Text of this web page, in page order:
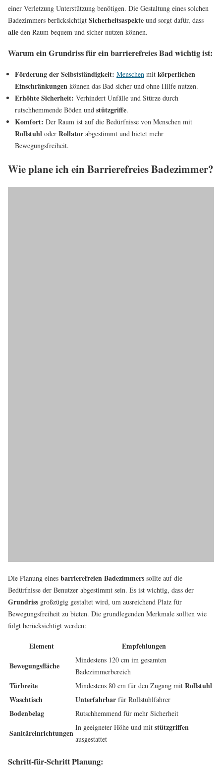
einer Verletzung Unterstützung benötigen. Die Gestaltung eines solchen
Badezimmers berücksichtigt Sicherheitsaspekte und sorgt dafür, dass
alle den Raum bequem und sicher nutzen können.
Warum ein Grundriss für ein barrierefreies Bad wichtig ist:
Förderung der Selbstständigkeit: Menschen mit körperlichen
Einschränkungen können das Bad sicher und ohne Hilfe nutzen.
Erhöhte Sicherheit: Verhindert Unfälle und Stürze durch
rutschhemmende Böden und stützgriffe.
Komfort: Der Raum ist auf die Bedürfnisse von Menschen mit
Rollstuhl oder Rollator abgestimmt und bietet mehr
Bewegungsfreiheit.
Wie plane ich ein Barrierefreies Badezimmer?
Die Planung eines barrierefreien Badezimmers sollte auf die
Bedürfnisse der Benutzer abgestimmt sein. Es ist wichtig, dass der
Grundriss großzügig gestaltet wird, um ausreichend Platz für
Bewegungsfreiheit zu bieten. Die grundlegenden Merkmale sollten wie
folgt berücksichtigt werden:
Element
Empfehlungen
Bewegungsfläche
Mindestens 120 cm im gesamten
Badezimmerbereich
Türbreite Mindestens 80 cm für den Zugang mit Rollstuhl
Waschtisch
Unterfahrbar für Rollstuhlfahrer
Bodenbelag Rutschhemmend für mehr Sicherheit
Sanitäreinrichtungen
In geeigneter Höhe und mit stützgriffen
ausgestattet
Schritt-für-Schritt Planung: